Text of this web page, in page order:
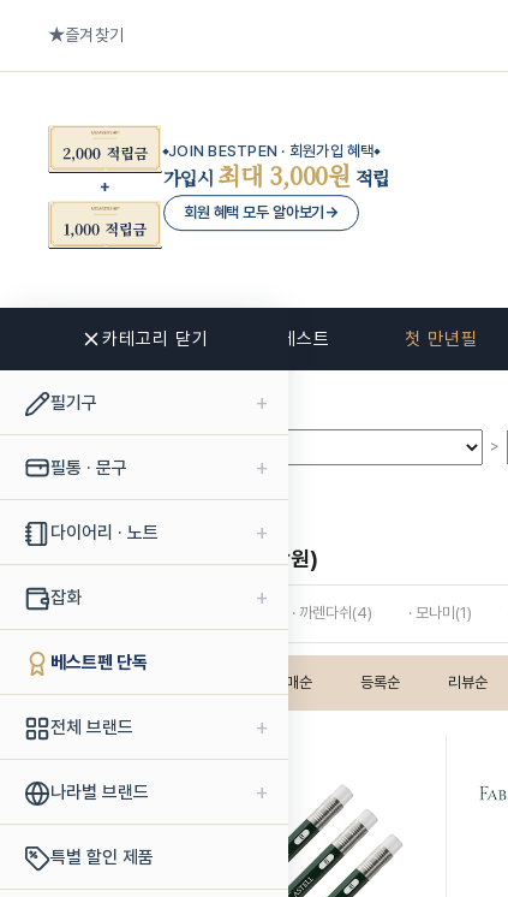
즐겨찾기
JOIN BESTPEN · 회원가입 혜택
가입시 최대 3,000원 적립
회원 혜택 모두 알아보기 →
카테고리 닫기
필기구 +
필통 · 문구 +
다이어리 · 노트 +
잡화 +
베스트펜 단독
전체 브랜드 +
나라별 브랜드 +
특별 할인 제품
신상품 베스트 첫 만년필
>
스탠다드 연필 (~5만원)
· 까렌다쉬(4) · 모나미(1)
판매순 등록순 리뷰순